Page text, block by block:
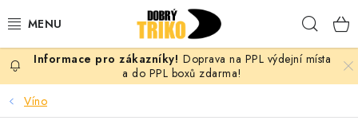
na
PRO ŽENY
PRO MUŽE
Doprava na PPL výdejní místa
a do PPL boxů zdarma!
Víno